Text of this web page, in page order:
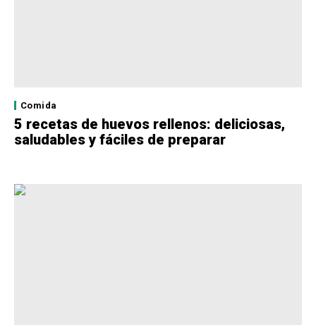
Comida
5 recetas de huevos rellenos: deliciosas,
saludables y fáciles de preparar